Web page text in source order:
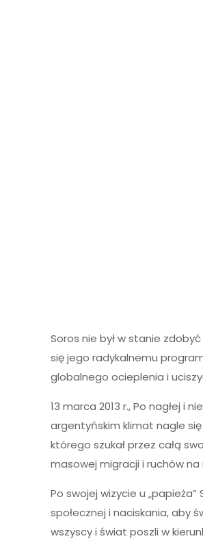
Soros nie był w stanie
się jego radykalnemu
globalnego ocieplenia i
13 marca 2013 r., Po nagłej i
argentyńskim klimat nagle
którego szukał przez całą
masowej migracji i ruchów na
Po swojej wizycie u
społecznej i naciskania, aby
wszyscy i świat poszli w